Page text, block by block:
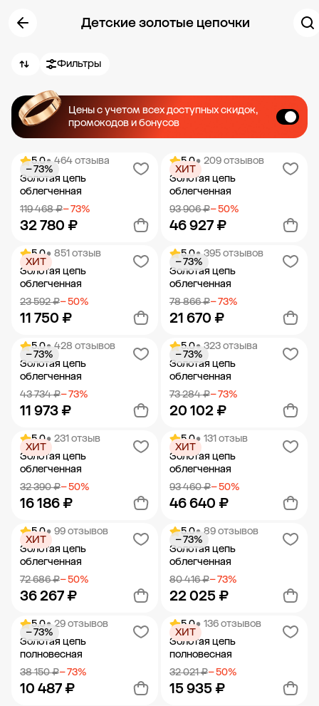
Детские золотые цепочки
Фильтры
Цены с учетом всех доступных скидок,
промокодов и бонусов
5.0• 464 отзыва
Золотая цепь
облегченная
119 468 ₽− 73%
32 780 ₽
− 73%
Добавить в корзину
5.0• 209 отзывов
Золотая цепь
облегченная
93 906 ₽− 50%
46 927 ₽
ХИТ
Добавить в корзину
5.0• 851 отзыв
Золотая цепь
облегченная
23 592 ₽− 50%
11 750 ₽
ХИТ
Добавить в корзину
5.0• 395 отзывов
Золотая цепь
облегченная
78 866 ₽− 73%
21 670 ₽
− 73%
Добавить в корзину
5.0• 428 отзывов
Золотая цепь
облегченная
43 734 ₽− 73%
11 973 ₽
− 73%
Добавить в корзину
5.0• 323 отзыва
Золотая цепь
облегченная
73 284 ₽− 73%
20 102 ₽
− 73%
Добавить в корзину
5.0• 231 отзыв
Золотая цепь
облегченная
32 390 ₽− 50%
16 186 ₽
ХИТ
Добавить в корзину
5.0• 131 отзыв
Золотая цепь
облегченная
93 460 ₽− 50%
46 640 ₽
ХИТ
Добавить в корзину
5.0• 99 отзывов
Золотая цепь
облегченная
72 686 ₽− 50%
36 267 ₽
ХИТ
Добавить в корзину
5.0• 89 отзывов
Золотая цепь
облегченная
80 416 ₽− 73%
22 025 ₽
− 73%
Добавить в корзину
5.0• 29 отзывов
Золотая цепь
полновесная
38 150 ₽− 73%
10 487 ₽
− 73%
5.0• 136 отзывов
Золотая цепь
полновесная
32 021 ₽− 50%
15 935 ₽
ХИТ